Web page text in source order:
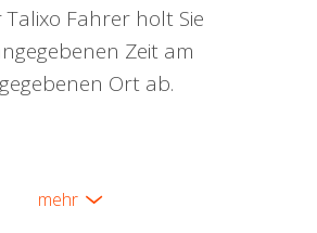
Talixo Fahrer holt Sie
Zeit am
Ort ab.
mehr